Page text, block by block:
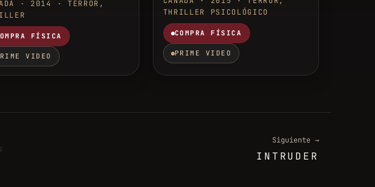
· 2014 · TERROR,
FÍSICA
VIDEO
THRILLER PSICOLÓGICO
COMPRA FÍSICA
PRIME VIDEO
Siguiente →
INTRUDER